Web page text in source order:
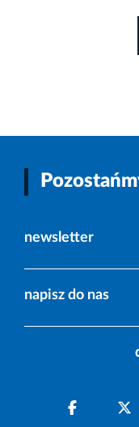
newsletter
napisz do nas